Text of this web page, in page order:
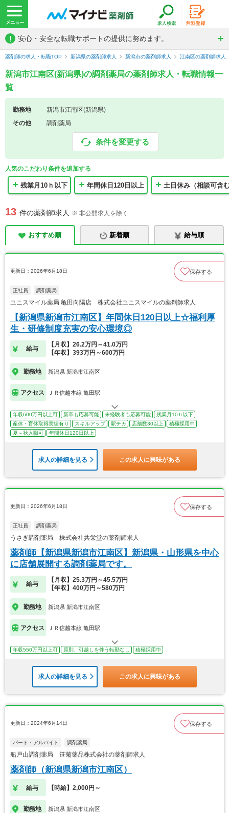
! 安心・安全な転職サポートの提供に努めます。
薬剤師の求人・転職TOP 新潟県の薬剤師求人 新潟市の薬剤師求人 江南区の薬剤師求人
新潟市江南区(新潟県)の調剤薬局の薬剤師求人・転職情報一
覧
勤務地
新潟市江南区(新潟県)
その他
調剤薬局
条件を変更する
人気のこだわり条件を追加する
残業月10ｈ以下 年間休日120日以上 土日休み（相談可含
13 件の薬剤師求人 ※ 非公開求人を除く
おすすめ順 新着順 給与順
更新日：2026年6月18日 保存する
正社員 調剤薬局
ユニスマイル薬局 亀田向陽店 株式会社ユニスマイルの薬剤師求人
【新潟県新潟市江南区】年間休日120日以上☆福利厚
生・研修制度充実の安心環境◎
給与
【月収】26.2万円～41.0万円
【年収】393万円～600万円
勤務地 新潟県 新潟市江南区
アクセス ＪＲ信越本線 亀田駅
年収600万円以上可 新卒も応募可能 未経験者も応募可能
残業月10ｈ以下
産休・育休取得実績有り
スキルアップ 駅チカ 店舗数30以上
積極採用中
夏～秋入職可
年間休日120日以上
求人の詳細を見る この求人に興味がある
更新日：2026年6月18日 保存する
正社員 調剤薬局
うさぎ調剤薬局 株式会社共栄堂の薬剤師求人
薬剤師【新潟県新潟市江南区】新潟県・山形県を中心
に店舗展開する調剤薬局です。
給与
【月収】25.3万円～45.5万円
【年収】400万円～580万円
勤務地 新潟県 新潟市江南区
アクセス ＪＲ信越本線 亀田駅
年収550万円以上可 原則、引越しを伴う転勤なし 積極採用中
求人の詳細を見る この求人に興味がある
更新日：2024年6月14日 保存する
パート・アルバイト 調剤薬局
船戸山調剤薬局 笹菊薬品株式会社の薬剤師求人
薬剤師（新潟県新潟市江南区）
給与 【時給】2,000円～
勤務地 新潟県 新潟市江南区